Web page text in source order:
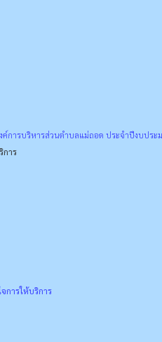
ค์การบริหารส่วนตำบลแม่ถอด ประจำปีงบปร
การ
การให้บริการ